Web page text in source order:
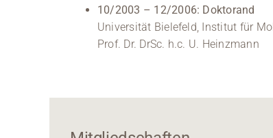
10/2003 – 12/2006: Doktorand
Universität Bielefeld, Institut für
Prof. Dr. DrSc. h.c. U. Heinzmann